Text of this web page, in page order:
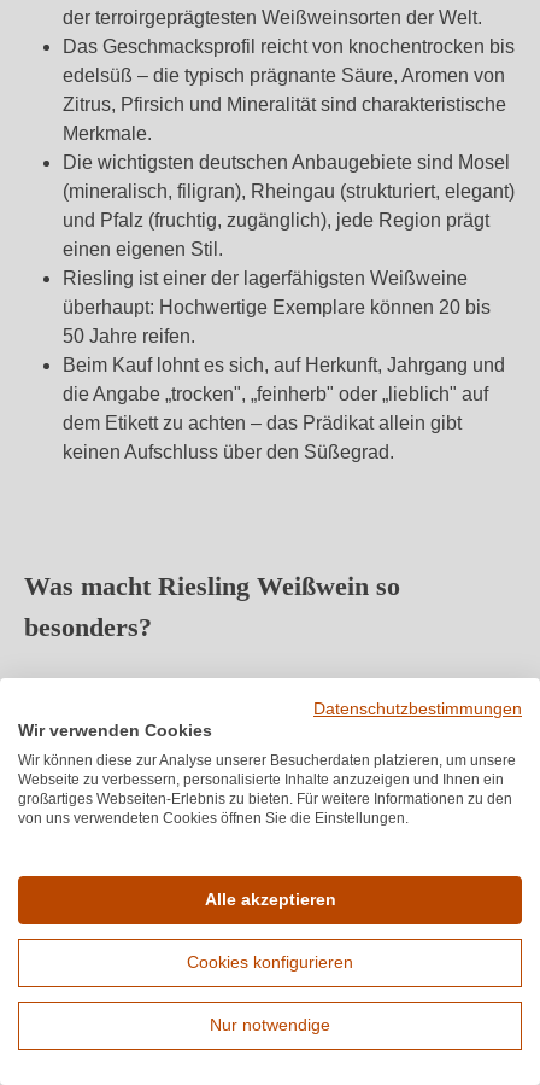
der terroirgeprägtesten Weißweinsorten der Welt.
Das Geschmacksprofil reicht von knochentrocken bis
edelsüß – die typisch prägnante Säure, Aromen von
Zitrus, Pfirsich und Mineralität sind charakteristische
Merkmale.
Die wichtigsten deutschen Anbaugebiete sind Mosel
(mineralisch, filigran), Rheingau (strukturiert, elegant)
und Pfalz (fruchtig, zugänglich), jede Region prägt
einen eigenen Stil.
Riesling ist einer der lagerfähigsten Weißweine
überhaupt: Hochwertige Exemplare können 20 bis
50 Jahre reifen.
Beim Kauf lohnt es sich, auf Herkunft, Jahrgang und
die Angabe „trocken", „feinherb" oder „lieblich" auf
dem Etikett zu achten – das Prädikat allein gibt
keinen Aufschluss über den Süßegrad.
Was macht Riesling Weißwein so
besonders?
Es gibt Rebsorten, die einfach Wein produzieren. Und es
gibt den Riesling. Diese Rebsorte hat eine seltene
Fähigkeit: Sie nimmt auf, was der Boden ihr gibt, was das
Klima ihr schenkt und was der Winzer aus ihr formt und
gibt all das im Glas wieder. Kein anderer Weißwein bildet
Weißwein. Genau das macht ihn seit Jahrhunderten zu
einer der angesehensten Rebsorten weltweit.
Fakt Details
Herkunft
Rheingau, Deutschland – erste
Erweiterte Suche
Datenschutzbestimmungen
Wir verwenden Cookies
Wir können diese zur Analyse unserer Besucherdaten platzieren, um unsere
Webseite zu verbessern, personalisierte Inhalte anzuzeigen und Ihnen ein
großartiges Webseiten-Erlebnis zu bieten. Für weitere Informationen zu den
von uns verwendeten Cookies öffnen Sie die Einstellungen.
Alle akzeptieren
Cookies konfigurieren
Nur notwendige